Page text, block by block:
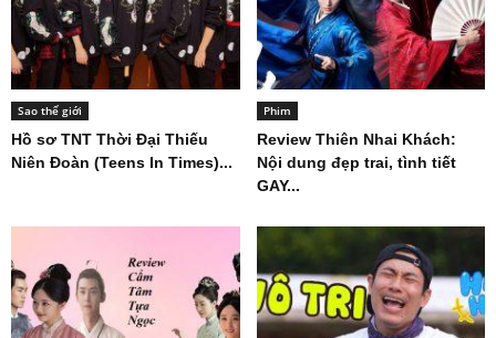
Sao thế giới
Hồ sơ TNT Thời Đại Thiếu
Niên Đoàn (Teens In Times)...
Phim
Review Thiên Nhai Khách:
Nội dung đẹp trai, tình tiết
GAY...